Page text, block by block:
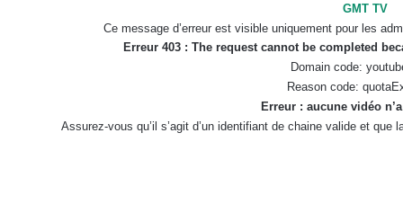
GMT TV
Ce message d’erreur est visible uniquement pour les
Erreur 403 : The request cannot be completed
Domain code:
Reason code:
Erreur : aucune vidéo
Assurez-vous qu’il s’agit d’un identifiant de chaine valide et